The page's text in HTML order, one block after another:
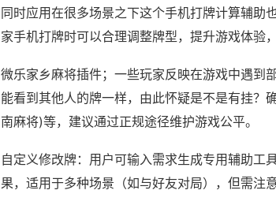
同时应用在很多场景之下这个手机打牌计算辅助
家手机打牌时可以合理调整牌型，提升游戏体验
微乐家乡麻将插件；一些玩家反映在游戏中遇到
能看到其他人的牌一样，由此怀疑是不是有挂？
南麻将)等，建议通过正规途径维护游戏公平。
自定义修改牌：用户可输入需求生成专用辅助工
果，适用于多种场景（如与好友对局），但需注